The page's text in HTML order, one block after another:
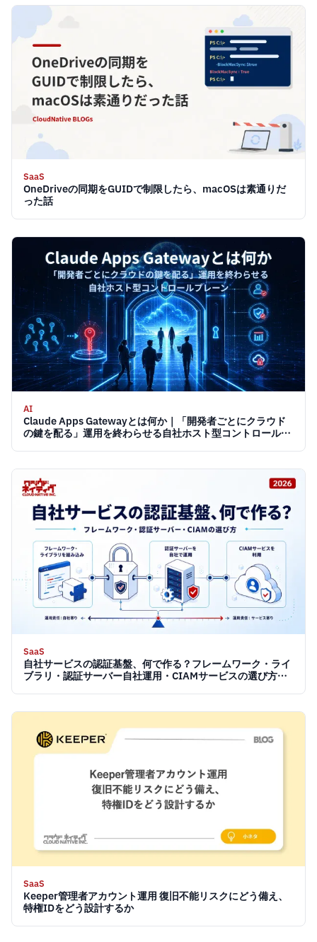
SaaS
OneDriveの同期をGUIDで制限したら、macOSは素通りだ
った話
AI
Claude Apps Gatewayとは何か｜「開発者ごとにクラウド
の鍵を配る」運用を終わらせる自社ホスト型コントロールプ
SaaS
自社サービスの認証基盤、何で作る？フレームワーク・ライ
ブラリ・認証サーバー自社運用・CIAMサービスの選び方
SaaS
Keeper管理者アカウント運用 復旧不能リスクにどう備え、
特権IDをどう設計するか